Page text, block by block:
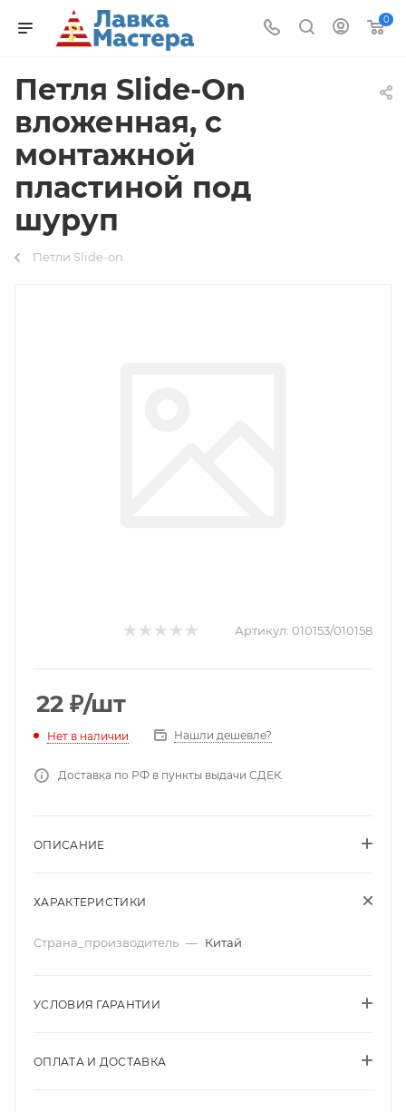
0
Петля Slide-On
вложенная, с
монтажной
пластиной под
шуруп
Петли Slide-on
Артикул: 010153/010158
22 ₽/шт
Нет в наличии Нашли дешевле?
Доставка по РФ в пункты выдачи СДЕК.
ОПИСАНИЕ
ХАРАКТЕРИСТИКИ
Страна_производитель — Китай
УСЛОВИЯ ГАРАНТИИ
ОПЛАТА И ДОСТАВКА